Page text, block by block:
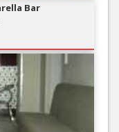
Bar